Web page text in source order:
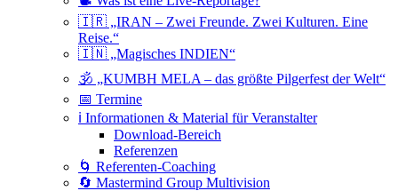
🇮🇷 „IRAN – Zwei Freunde. Zwei Kulturen. Eine
Reise.“
🇮🇳 „Magisches INDIEN“
🕉 „KUMBH MELA – das größte Pilgerfest der Welt“
📅 Termine
ℹ️ Informationen & Material für Veranstalter
Download-Bereich
Referenzen
🌀 Referenten-Coaching
🔄 Mastermind Group Multivision